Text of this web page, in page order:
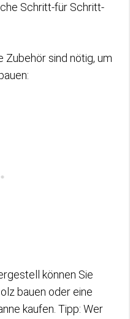
Schritt-für Schritt-
sind nötig, um
können Sie
bauen oder eine
kaufen. Tipp: Wer